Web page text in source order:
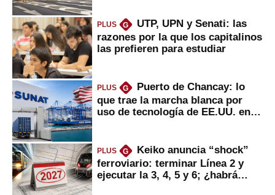
PLUS G
UTP, UPN y Senati: las
razones por la que los capitalinos
las prefieren para estudiar
PLUS G
Puerto de Chancay: lo
que trae la marcha blanca por
uso de tecnología de EE.UU. en
PLUS G
Keiko anuncia “shock”
ferroviario: terminar Línea 2 y
ejecutar la 3, 4, 5 y 6; ¿habrá